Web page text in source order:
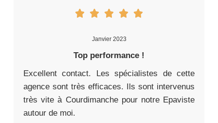
Janvier 2023
Top performance !
Excellent contact. Les spécialistes de cette
agence sont très efficaces. Ils sont intervenus
très vite à Courdimanche pour notre Epaviste
autour de moi.